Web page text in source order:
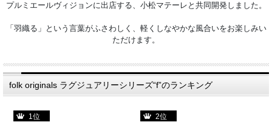
プルミエールヴィジョンに出店する、小松マテーレと共同開発しました。
「羽織る」という言葉がふさわしく、軽くしなやかな風合いをお楽しみい
ただけます。
folk originals ラグジュアリーシリーズ“f”のランキング
1位 2位